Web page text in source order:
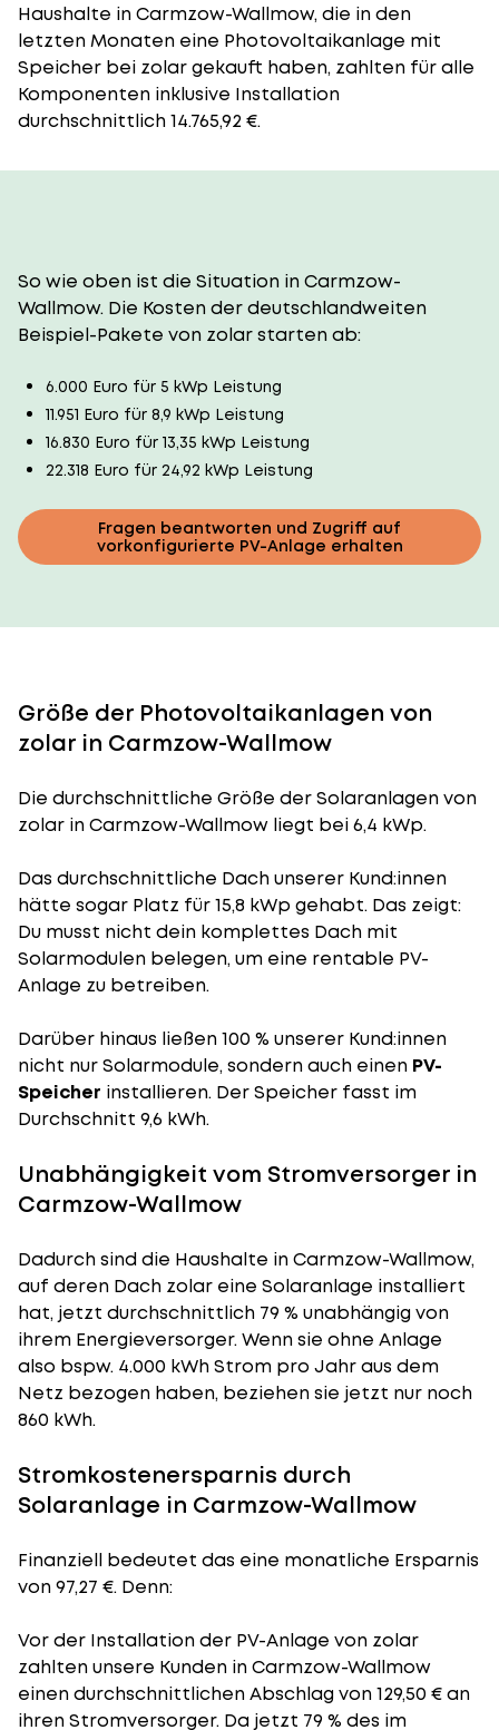
Haushalte in Carmzow-Wallmow, die in den
letzten Monaten eine Photovoltaikanlage mit
Speicher bei zolar gekauft haben, zahlten für alle
Komponenten inklusive Installation
durchschnittlich 14.765,92 €.
So wie oben ist die Situation in Carmzow-
Wallmow. Die Kosten der deutschlandweiten
Beispiel-Pakete von zolar starten ab:
6.000 Euro für 5 kWp Leistung
11.951 Euro für 8,9 kWp Leistung
16.830 Euro für 13,35 kWp Leistung
22.318 Euro für 24,92 kWp Leistung
Fragen beantworten und Zugriff auf
vorkonfigurierte PV-Anlage erhalten
Größe der Photovoltaikanlagen von
zolar in Carmzow-Wallmow
Die durchschnittliche Größe der Solaranlagenvon
zolar in Carmzow-Wallmow liegt bei 6,4 kWp.
Das durchschnittliche Dach unserer Kund:innen
hätte sogar Platz für 15,8 kWp gehabt. Das zeigt:
Du musst nicht dein komplettes Dach mit
Solarmodulen belegen, um eine rentable PV-
Anlage zu betreiben.
Darüber hinaus ließen 100 % unserer Kund:innen
nicht nur Solarmodule, sondern auch einen PV-
Speicher installieren. Der Speicher fasst im
Durchschnitt 9,6 kWh.
Unabhängigkeit vom Stromversorger in
Carmzow-Wallmow
Dadurch sind die Haushalte in Carmzow-Wallmow,
auf deren Dach zolar eine Solaranlage installiert
hat, jetzt durchschnittlich 79 % unabhängig von
ihrem Energieversorger. Wenn sie ohne Anlage
also bspw. 4.000 kWh Strom pro Jahr aus dem
Netz bezogen haben, beziehen sie jetzt nur noch
860 kWh.
Stromkostenersparnis durch
Solaranlage in Carmzow-Wallmow
Finanziell bedeutet das eine monatliche Ersparnis
von 97,27 €. Denn:
Vor der Installation der PV-Anlage von zolar
zahlten unsere Kunden in Carmzow-Wallmow
einen durchschnittlichen Abschlag von 129,50 € an
ihren Stromversorger. Da jetzt 79 % des im